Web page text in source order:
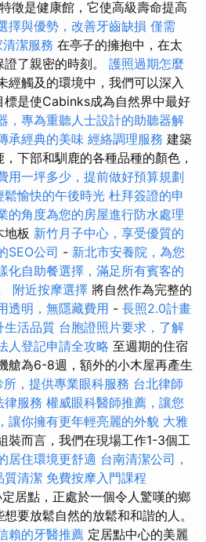
徵是健康館，它使高級壽命提高
擇與優勢，改善牙齒缺損 僅需
潔服務 在亭子的擁抱中，在太
了親密的時刻。 護照過期怎麼
經觸及的環境中，我們可以深入
標是使Cabinks成為自然界中最好
，專為重聽人士設計的助聽器解
承經典的美味 經絡調理服務 建築
下部和馴鹿的各種品種的顏色，
用一坪多少，提前做好預算規劃
愉快的午後時光 杜拜簽證的申
的角度為您的房屋進行防水處理
地板 新竹月子中心，享受優質的
SEO公司 - 新北市安養院，為您
化自助餐選擇，滿足所有賓客的
附近按摩選擇 將自然作為完整的
透明，無隱藏費用 - 長照2.0計畫
生活品質 台胞證照片要求，了解
人登記申請全攻略 至週期的住宿
艙為6-8週，額外的小木屋再產生
，提供專業眼科服務 台北律師
律服務 權威眼科醫師推薦，讓您
讓你擁有更年輕亮麗的外貌 大雅
裝而言，我們在現場工作1-3個工
居住環境更舒適 台南清潔公司，
質清潔 免費按摩入門課程
居點，正處於一個令人驚嘆的鄉
要放鬆自然的放鬆和和諧的人。
賴的牙醫推薦 定居點中心的美麗